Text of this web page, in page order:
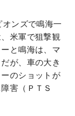
オンズで鳴海一
米軍で狙撃観
と鳴海は、マ
が、車の大き
のショットが
害（ＰＴＳ